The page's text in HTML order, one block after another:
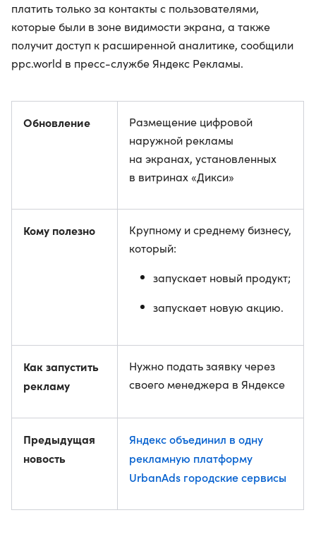
платить только за контакты с пользователями,
которые были в зоне видимости экрана, а также
получит доступ к расширенной аналитике, сообщили
ppc.world в пресс-службе Яндекс Рекламы.
Обновление
Размещение цифровой
наружной рекламы
на экранах, установленных
в витринах «Дикси»
Кому полезно
Крупному и среднему бизнесу,
который:
запускает новый продукт;
запускает новую акцию.
Как запустить
рекламу
Нужно подать заявку через
своего менеджера в Яндексе
Предыдущая
новость
Яндекс объединил в одну
рекламную платформу
UrbanAds городские сервисы